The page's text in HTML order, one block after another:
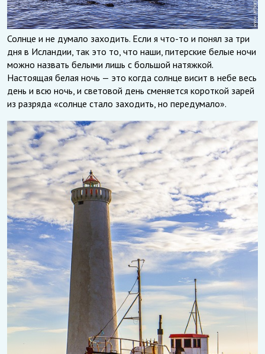
Солнце и не думало заходить. Если я что-то и понял за три
дня в Исландии, так это то, что наши, питерские белые ночи
можно назвать белыми лишь с большой натяжкой.
Настоящая белая ночь — это когда солнце висит в небе весь
день и всю ночь, и световой день сменяется короткой зарей
из разряда «солнце стало заходить, но передумало».